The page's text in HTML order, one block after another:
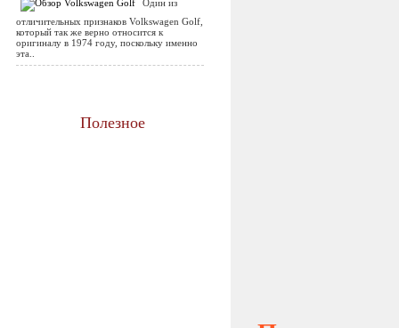
Один из
отличительных признаков Volkswagen Golf,
который так же верно относится к
оригиналу в 1974 году, поскольку именно
эта..
Полезное